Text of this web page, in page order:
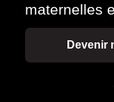
maternelles
Devenir